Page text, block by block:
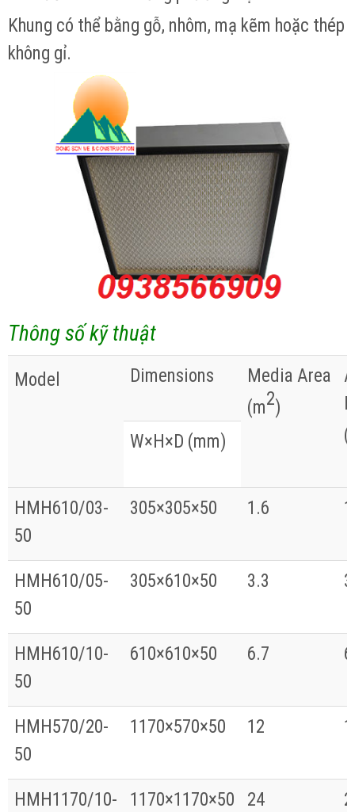
Khung có thể bằng gỗ, nhôm, mạ kẽm hoặc thép
không gỉ.
Thông số kỹ thuật
Model Dimensions
Media Area
(m2)
W×H×D (mm)
HMH610/03-
50
305×305×50 1.6
HMH610/05-
50
305×610×50 3.3
HMH610/10-
50
610×610×50 6.7
HMH570/20-
50
1170×570×50 12
HMH1170/10-
1170×1170×50 24